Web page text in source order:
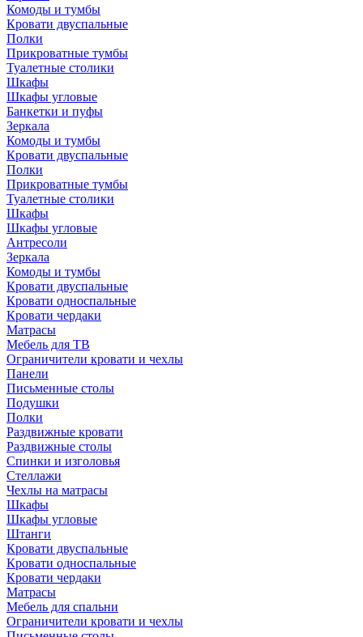
Комоды и тумбы
Кровати двуспальные
Полки
Прикроватные тумбы
Туалетные столики
Шкафы
Шкафы угловые
Банкетки и пуфы
Зеркала
Комоды и тумбы
Кровати двуспальные
Полки
Прикроватные тумбы
Туалетные столики
Шкафы
Шкафы угловые
Антресоли
Зеркала
Комоды и тумбы
Кровати двуспальные
Кровати односпальные
Кровати чердаки
Матрасы
Мебель для ТВ
Ограничители кровати и чехлы
Панели
Письменные столы
Подушки
Полки
Раздвижные кровати
Раздвижные столы
Спинки и изголовья
Стеллажи
Чехлы на матрасы
Шкафы
Шкафы угловые
Штанги
Кровати двуспальные
Кровати односпальные
Кровати чердаки
Матрасы
Мебель для спальни
Ограничители кровати и чехлы